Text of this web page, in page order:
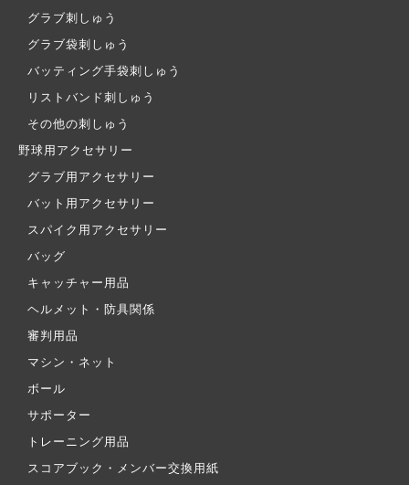
グラブ刺しゅう
グラブ袋刺しゅう
バッティング手袋刺しゅう
リストバンド刺しゅう
その他の刺しゅう
野球用アクセサリー
グラブ用アクセサリー
バット用アクセサリー
スパイク用アクセサリー
バッグ
キャッチャー用品
ヘルメット・防具関係
審判用品
マシン・ネット
ボール
サポーター
トレーニング用品
スコアブック・メンバー交換用紙